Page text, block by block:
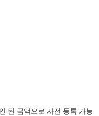
된 금액으로 사전 등록 가능